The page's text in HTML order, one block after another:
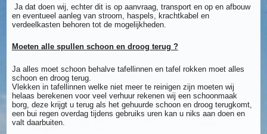
Ja dat doen wij, echter dit is op aanvraag, transport en op en afbouw
en eventueel aanleg van stroom, haspels, krachtkabel en
verdeelkasten behoren tot de mogelijkheden.
Moeten alle spullen schoon en droog terug ?
Ja alles moet schoon behalve tafellinnen en tafel rokken moet alles
schoon en droog terug.
Vlekken in tafellinnen welke niet meer te reinigen zijn moeten wij
helaas berekenen voor veel verhuur rekenen wij een schoonmaak
borg, deze krijgt u terug als het gehuurde schoon en droog terugkomt,
een bui regen overdag tijdens gebruiks uren kan u niks aan doen en
valt daarbuiten.